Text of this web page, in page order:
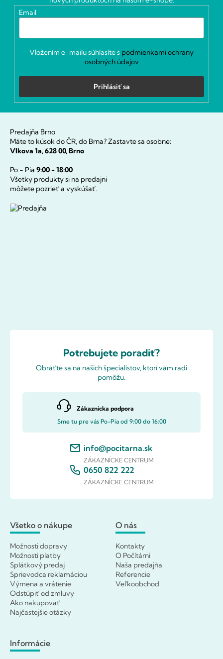
Email
Vložením e-mailu súhlasíte s podmienkami ochrany
osobných údajov
Prihlásiť sa
Predajňa Brno
Máte to kúsok do ČR, do Brna? Zastavte sa osobne:
Vlkova 1a, 628 00, Brno
Po - Pia 9:00 - 18:00
Všetky produkty si na predajni
môžete pozrieť a vyskúšať.
Potrebujete poradiť?
Obráťte sa na našich špecialistov, ktorí vám radi
pomôžu.
Zákaznícka podpora
Sme tu pre vás Po-Pia od 9:00 do 16:00
info@pocitarna.sk
ZÁKAZNÍCKE CENTRUM
0650 822 222
ZÁKAZNÍCKE CENTRUM
Všetko o nákupe
Možnosti dopravy
Možnosti platby
Splátkový predaj
Sprievodca reklamáciou
Výmena a vrátenie
Odstúpiť od zmluvy
Ako nakupovať
Najčastejšie otázky
O nás
Kontakty
O Počítárni
Naša predajňa
Referencie
Veľkoobchod
Informácie